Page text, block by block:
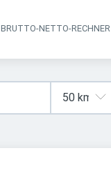
BRUTTO-NETTO-RECHNER